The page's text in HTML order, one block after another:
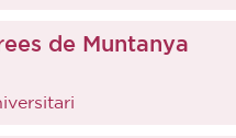
de Muntanya